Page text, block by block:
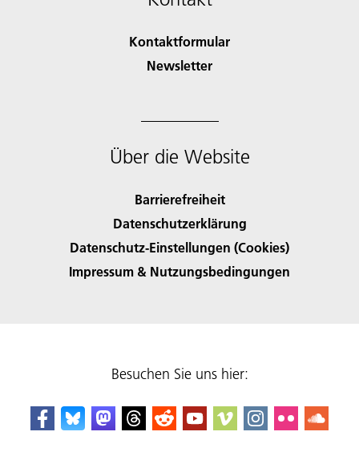
Kontaktformular
Newsletter
Über die Website
Barrierefreiheit
Datenschutzerklärung
Datenschutz-Einstellungen (Cookies)
Impressum & Nutzungsbedingungen
Besuchen Sie uns hier: